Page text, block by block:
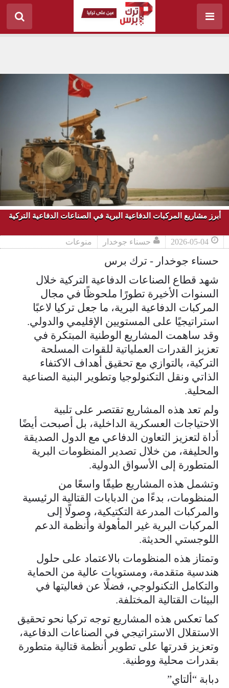
أبرز مشاريع المركبات الدفاعية البرية في الصناعات الدفاعية التركية
2026-05-04 حسناء جوخدار منوعات
حسناء جوخدار - ترك برس
شهد قطاع الصناعات الدفاعية التركية خلال
السنوات الأخيرة تطورًا ملحوظًا في مجال
المركبات الدفاعية البرية، ما جعل تركيا لاعبًا
استراتيجيًا على المستويين الإقليمي والدولي.
وقد ساهمت المشاريع الوطنية المبتكرة في
تعزيز القدرات العملياتية للقوات المسلحة
التركية، بالتوازي مع تحقيق أهداف الاكتفاء
الذاتي ونقل التكنولوجيا وتطوير البنية الصناعية
المحلية.
ولم تعد هذه المشاريع تقتصر على تلبية
الاحتياجات العسكرية الداخلية، بل أصبحت أيضًا
أداة لتعزيز التعاون الدفاعي مع الدول الصديقة
والحليفة، من خلال تصدير المنظومات البرية
المتطورة إلى الأسواق الدولية.
وتشمل هذه المشاريع طيفًا واسعًا من
المنظومات، بدءًا من الدبابات القتالية الرئيسية
والمركبات المدرعة التكتيكية، وصولًا إلى
المركبات البرية غير المأهولة وأنظمة الدعم
اللوجستي الحديثة.
وتمتاز هذه المنظومات بالاعتماد على حلول
هندسية متقدمة، ومستويات عالية من الحماية
والتكامل التكنولوجي، فضلًا عن فعاليتها في
البيئات القتالية المختلفة.
كما تعكس هذه المشاريع توجه تركيا نحو تحقيق
الاستقلال الاستراتيجي في الصناعات الدفاعية،
وتعزيز قدرتها على تطوير أنظمة قتالية متطورة
بقدرات محلية ووطنية.
دبابة “ألتاي”